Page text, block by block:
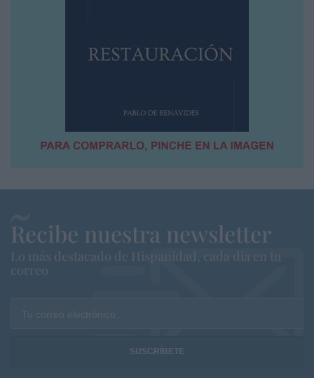
Recibe nuestra newsletter
Lo más destacado de Hispanidad, cada dia en tu
correo
Tu correo electrónico...